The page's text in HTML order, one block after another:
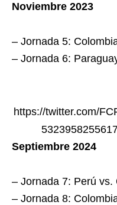
Noviembre 2023
– Jornada 5:
– Jornada 6:
https://twitter.com/
Septiembre 2024
– Jornada 7: Perú vs.
– Jornada 8: